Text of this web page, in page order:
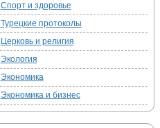
Спорт и здоровье
Турецкие протоколы
Церковь и религия
Экология
Экономика
Экономика и бизнес